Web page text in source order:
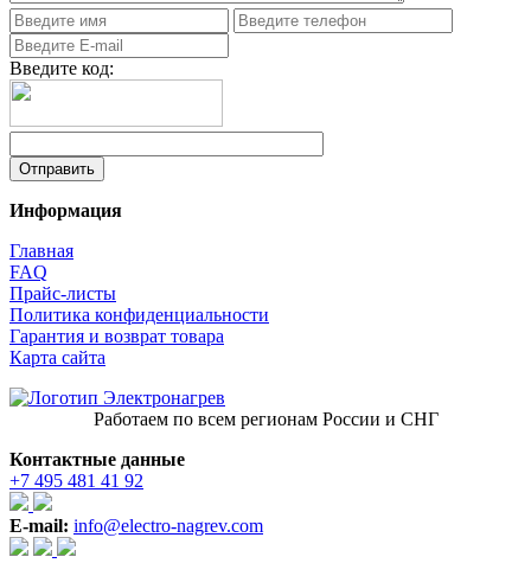
Введите код:
Информация
Главная
FAQ
Прайс-листы
Политика конфиденциальности
Гарантия и возврат товара
Карта сайта
Работаем по всем регионам России и СНГ
Контактные данные
+7 495 481 41 92
E-mail: info@electro-nagrev.com